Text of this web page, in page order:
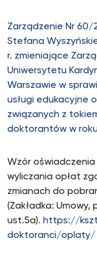
Zarządzenie Nr 60/
Stefana
r. zmieniające
Uniwersytetu
Warszawie w
usługi edukacyjne
związanych z
doktorantów w
Wzór
wyliczania opłat
zmianach do
(Zakładka: Umowy,
ust.5a). https://
doktoranci/oplaty/